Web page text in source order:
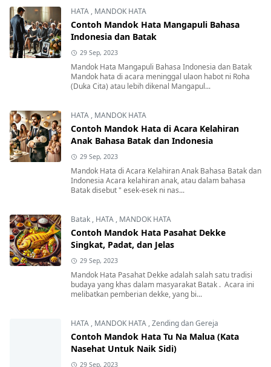
HATA , MANDOK HATA
Contoh Mandok Hata Mangapuli Bahasa
Indonesia dan Batak
29 Sep, 2023
Mandok Hata Mangapuli Bahasa Indonesia dan Batak
Mandok hata di acara meninggal ulaon habot ni Roha
(Duka Cita) atau lebih dikenal Mangapul...
HATA , MANDOK HATA
Contoh Mandok Hata di Acara Kelahiran
Anak Bahasa Batak dan Indonesia
29 Sep, 2023
Mandok Hata di Acara Kelahiran Anak Bahasa Batak dan
Indonesia Acara kelahiran anak, atau dalam bahasa
Batak disebut " esek-esek ni nas...
Batak , HATA , MANDOK HATA
Contoh Mandok Hata Pasahat Dekke
Singkat, Padat, dan Jelas
29 Sep, 2023
Mandok Hata Pasahat Dekke adalah salah satu tradisi
budaya yang khas dalam masyarakat Batak . Acara ini
melibatkan pemberian dekke, yang bi...
HATA , MANDOK HATA ,Zending dan Gereja
Contoh Mandok Hata Tu Na Malua (Kata
Nasehat Untuk Naik Sidi)
29 Sep, 2023